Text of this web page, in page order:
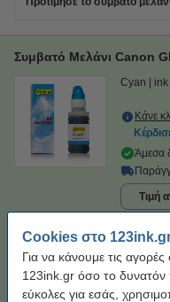
Cookies στο
Για να κάνουμε τις
123ink.gr όσο το δυνατόν
εύκολες για εσάς,
Συμβατό Μελάνι Canon
Cyan
Κάνε
Άμεσα
Τιμή
2,95 €
Μη ξεχάσεις το Χαρτί